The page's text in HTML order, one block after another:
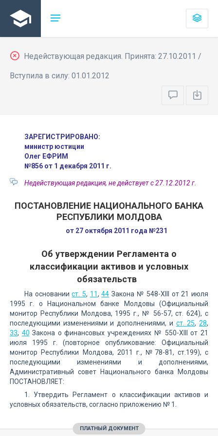
Недействующая редакция. Принята: 27.10.2011 /
Вступила в силу: 01.01.2012
ЗАРЕГИСТРИРОВАНО:
министр юстиции
Олег ЕФРИМ
№856 от 1 декабря 2011 г.
Недействующая редакция, не действует с 27.12.2012 г.
ПОСТАНОВЛЕНИЕ НАЦИОНАЛЬНОГО БАНКА
РЕСПУБЛИКИ МОЛДОВА
от 27 октября 2011 года №231
Об утверждении Регламента о
классификации активов и условных
обязательств
На основаниист. 5, 11,44 Закона № 548-XIII от 21 июля
1995 г. о Национальном банке Молдовы (Официальный
монитор Республики Молдова, 1995 г., № 56-57, ст. 624), с
последующими изменениями и дополнениями, и ст. 25,28,
33, 40 Закона о финансовых учреждениях № 550-XIII от 21
июля 1995 г. (повторное опубликование: Официальный
монитор Республики Молдова, 2011 г., №78-81, ст.199), с
последующими изменениями и дополнениями,
Административный совет Национального банка Молдовы
ПОСТАНОВЛЯЕТ:
1. Утвердить Регламент о классификации активов и
условных обязательств, согласно приложению № 1.
ПЛАТНЫЙ ДОКУМЕНТ